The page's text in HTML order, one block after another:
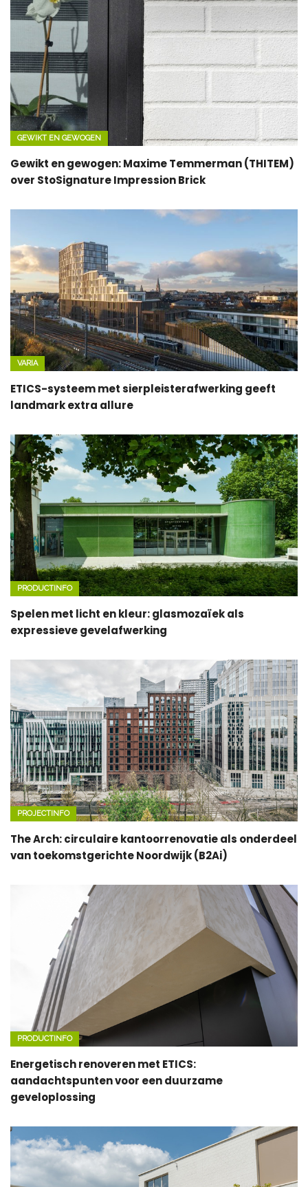
GEWIKT EN GEWOGEN
Gewikt en gewogen: Maxime Temmerman (THITEM)
over StoSignature Impression Brick
VARIA
ETICS-systeem met sierpleisterafwerking geeft
landmark extra allure
PRODUCTINFO
Spelen met licht en kleur: glasmozaïek als
expressieve gevelafwerking
PROJECTINFO
The Arch: circulaire kantoorrenovatie als onderdeel
van toekomstgerichte Noordwijk (B2Ai)
PRODUCTINFO
Energetisch renoveren met ETICS:
aandachtspunten voor een duurzame
geveloplossing